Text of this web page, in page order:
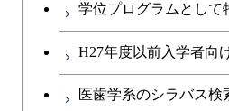
第二外国語科目
学位プログラムとして
H27年度以前入学者向
医歯学系のシラバス検